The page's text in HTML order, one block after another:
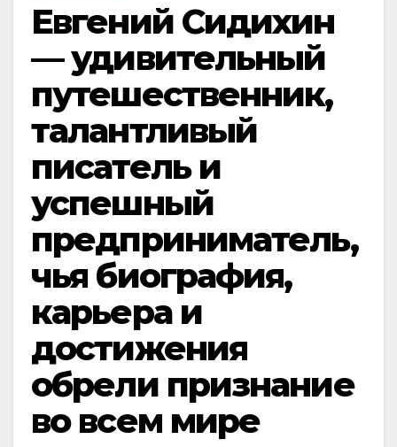
Евгений Сидихин
— удивительный
путешественник,
талантливый
писатель и
успешный
предприниматель,
чья биография,
карьера и
достижения
обрели признание
во всем мире